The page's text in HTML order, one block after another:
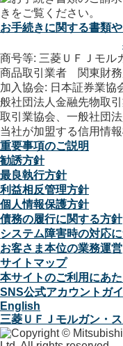
お手続きに関する書類
商号等: 三菱ＵＦＪモ
商品取引業者 関東財
加入協会: 日本証券業協
般社団法人金融先物取
取引業協会、一般社団
当社が加盟する信用情
重要事項のご説明
勧誘方針
最良執行方針
利益相反管理方針
個人情報保護方針
債務の履行に関する方針
システム障害時の対応
お客さま本位の業務運営
サイトマップ
本サイトのご利用にあ
SNS公式アカウントガ
English
三菱ＵＦＪモルガン・